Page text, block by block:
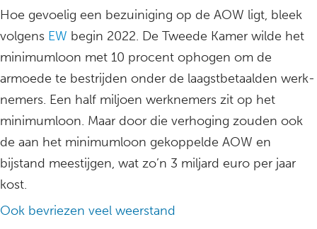
Hoe gevoelig een bezuiniging op de AOW ligt, bleek
volgens EW begin 2022. De Tweede Kamer wilde het
minimumloon met 10 procent ophogen om de
armoede te bestrijden onder de laagstbetaalden werk­
nemers. Een half miljoen werknemers zit op het
minimumloon. Maar door die verhoging zouden ook
de aan het minimumloon gekoppelde AOW en
bijstand meestijgen, wat zo’n 3 miljard euro per jaar
kost.
Ook bevriezen veel weerstand